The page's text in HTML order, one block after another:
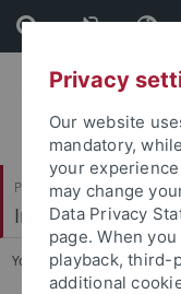
Skip
to
content
Skip
to
footer
Philosophische Fakultät
Institut für die
You are here: Startseite
Privacy
Our website
mandatory,
your
may change
Data Privacy
page. When
playback, third-
additional